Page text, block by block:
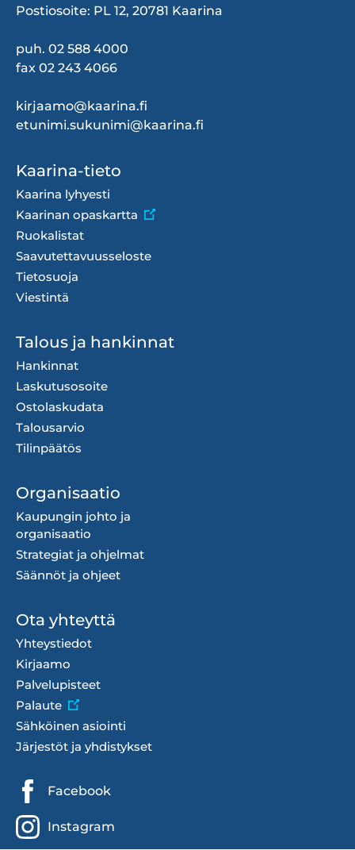
Postiosoite: PL 12, 20781 Kaarina
puh. 02 588 4000
fax 02 243 4066
kirjaamo@kaarina.fi
etunimi.sukunimi@kaarina.fi
Footer
menu
Kaarina-tieto
Kaarina lyhyesti
Kaarinan opaskartta
Ruokalistat
Saavutettavuusseloste
Tietosuoja
Viestintä
Talous ja hankinnat
Hankinnat
Laskutusosoite
Ostolaskudata
Talousarvio
Tilinpäätös
Organisaatio
Kaupungin johto ja
organisaatio
Strategiat ja ohjelmat
Säännöt ja ohjeet
Ota yhteyttä
Yhteystiedot
Kirjaamo
Palvelupisteet
Palaute
Sähköinen asiointi
Järjestöt ja yhdistykset
Sosiaalisen
median
linkit
Facebook
Instagram